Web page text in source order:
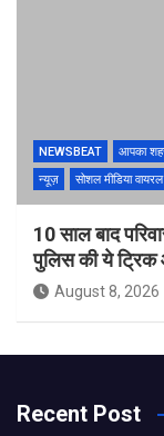
NEWSBEAT आपका
न्यूज़
सोशल मीडिया वायरल
10 साल बाद
पुलिस की ये
August 8, 2026
Recent Post